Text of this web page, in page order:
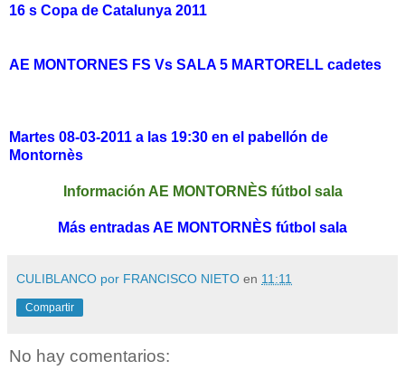
16 s Copa de Catalunya 2011
AE MONTORNES FS Vs SALA 5 MARTORELL cadetes
Martes 08-03-2011 a las 19:30 en el pabellón de
Montornès
Información AE MONTORNÈS fútbol sala
Más entradas AE MONTORNÈS fútbol sala
CULIBLANCO por FRANCISCO NIETO en 11:11
Compartir
No hay comentarios: